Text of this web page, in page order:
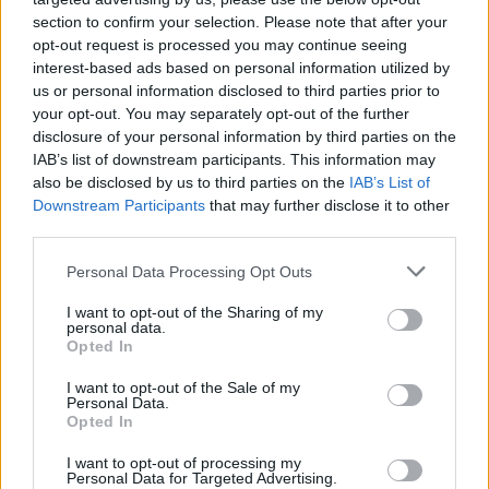
section to confirm your selection. Please note that after your
opt-out request is processed you may continue seeing
interest-based ads based on personal information utilized by
us or personal information disclosed to third parties prior to
your opt-out. You may separately opt-out of the further
disclosure of your personal information by third parties on the
IAB’s list of downstream participants. This information may
also be disclosed by us to third parties on the IAB’s List of
Downstream Participants that may further disclose it to other
Personal Data Processing Opt Outs
I want to opt-out of the Sharing of my
personal data.
Opted In
I want to opt-out of the Sale of my
Personal Data.
Opted In
I want to opt-out of processing my
Personal Data for Targeted Advertising.
ΔΕΙΤΕ ΕΠΙΣΗΣ
ΣΤΗΝ ΙΔΙΑ ΚΑΤΗΓΟΡΙΑ
Πού εξαφανίστηκε η Dido; Η
τραγουδίστρια που πούλησε 40
εκ. δίσκους άφησε τη δόξα και
άλλαξε ζωή
Με επιτυχίες όπως τα «Thank You»,
της με τον Eminem στο «Stan», η Dido
έγινε μία από τις μεγαλύτερες ποπ σταρ
Η πιο δύσκολη στιγμή στη ζωή
του Barack Obama δεν συνέβη
ΠΡΙΝ 7 ΏΡΕΣ